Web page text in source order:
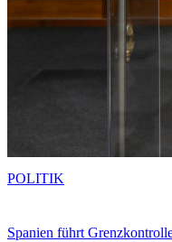
Spanien führt
POLITIK